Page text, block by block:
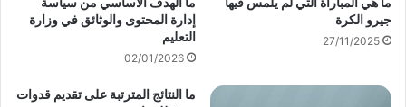
جيرو الكرة
27/11/2025
إدارة المحتوى والوثائق في وزارة
التعليم
02/01/2026
ما النتائج المترتبة على تقديم قدوات